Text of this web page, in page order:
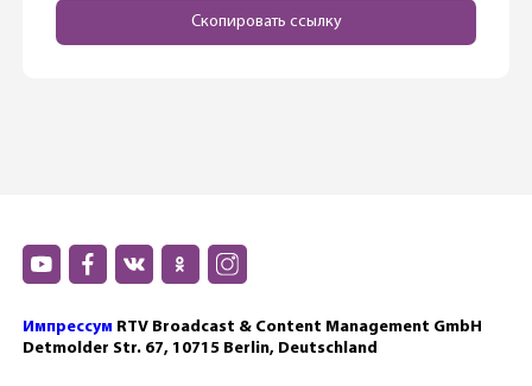
Скопировать ссылку
Импрессум RTV Broadcast & Content Management GmbH
Detmolder Str. 67, 10715 Berlin, Deutschland